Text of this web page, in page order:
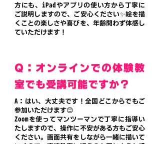
方にも、iPadやアプリの使い方から丁寧に
ご説明しますので、ご安心ください✨絵を描
くことの楽しさや喜びを、年齢問わず体感し
ていただけます！
Q：オンラインでの体験教
室でも受講可能ですか？
A：はい、大丈夫です！全国どこからでもご
参加いただけます😊
Zoomを使ってマンツーマンで丁寧に指導い
たしますので、操作に不安がある方もご安心
ください。画面共有をしながら一緒に描いて